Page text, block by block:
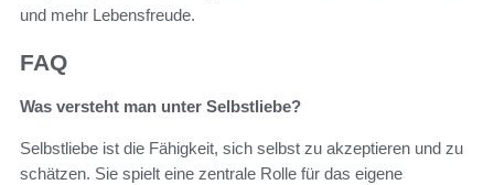
und mehr Lebensfreude.
FAQ
Was versteht man unter Selbstliebe?
Selbstliebe ist die Fähigkeit, sich selbst zu akzeptieren und zu
schätzen. Sie spielt eine zentrale Rolle für das eigene